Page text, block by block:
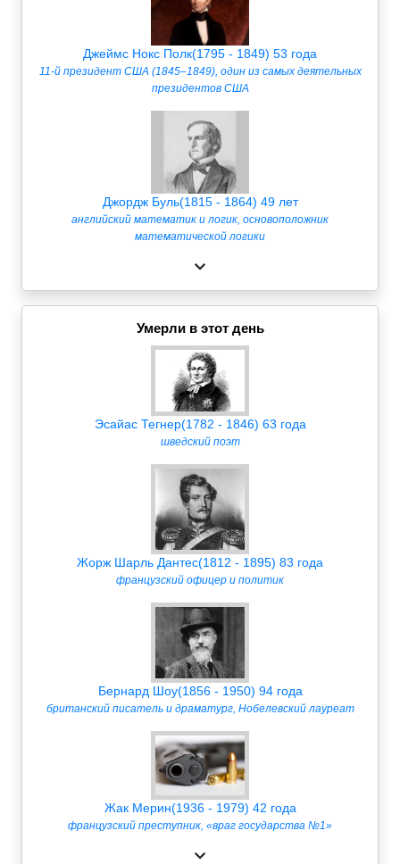
Джеймс Нокс Полк(1795 - 1849) 53 года
11-й президент США (1845–1849), один из самых деятельных
президентов США
Джордж Буль(1815 - 1864) 49 лет
английский математик и логик, основоположник
математической логики
Умерли в этот день
Эсайас Тегнер(1782 - 1846) 63 года
шведский поэт
Жорж Шарль Дантес(1812 - 1895) 83 года
французский офицер и политик
Бернард Шоу(1856 - 1950) 94 года
британский писатель и драматург, Нобелевский лауреат
Жак Мерин(1936 - 1979) 42 года
французский преступник, «враг государства №1»